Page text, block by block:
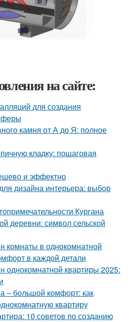
на сайте:
для создания
камня от А до Я: полное
кладку: пошаговая
и эффектно
дизайна интерьера: выбор
Кургана
деревни: символ сельской
комнаты в однокомнатной
в каждой детали
однокомнатной квартиры 2025:
– большой комфорт: как
квартиру
10 советов по созданию